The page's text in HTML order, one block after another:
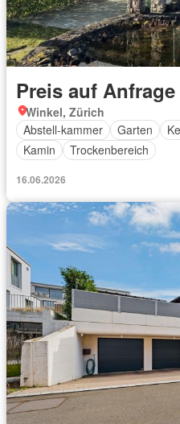
Preis auf Anfrage
Winkel, Zürich
Abstell-kammer
Garten
Kamin
Trockenbereich
16.06.2026